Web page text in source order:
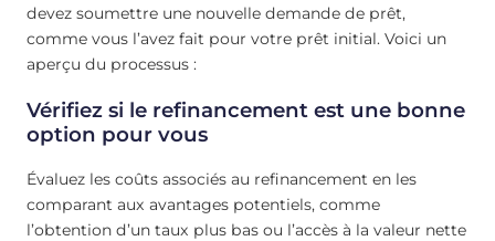
devez soumettre une nouvelle demande de prêt,
comme vous l’avez fait pour votre prêt initial. Voici un
aperçu du processus :
Vérifiez si le refinancement est une bonne
option pour vous
Évaluez les coûts associés au refinancement en les
comparant aux avantages potentiels, comme
l’obtention d’un taux plus bas ou l’accès à la valeur nette